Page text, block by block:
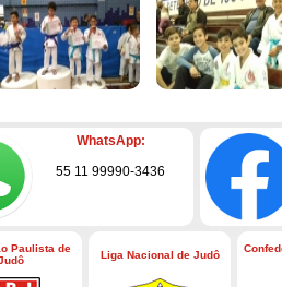
WhatsApp:
55 11 99990-3436
Paulista de
Liga Nacional de Judô